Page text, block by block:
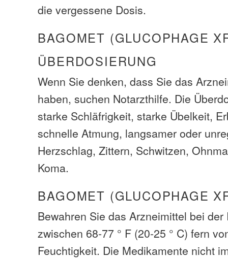
die vergessene Dosis.
BAGOMET (GLUCOPHAGE
ÜBERDOSIERUNG
Wenn Sie denken, dass Sie das
haben, suchen Notarzthilfe. Die
starke Schläfrigkeit, starke Übelkeit,
schnelle Atmung, langsamer oder
Herzschlag, Zittern, Schwitzen,
Koma.
BAGOMET (GLUCOPHAGE
Bewahren Sie das Arzneimittel bei
zwischen 68-77 ° F (20-25 ° C) fern
Feuchtigkeit. Die Medikamente nicht